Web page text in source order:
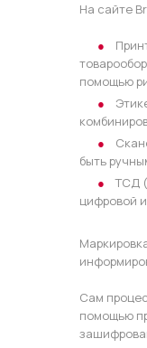
На сайте
помощью
быть
ТСД
цифровой
Сам
помощью